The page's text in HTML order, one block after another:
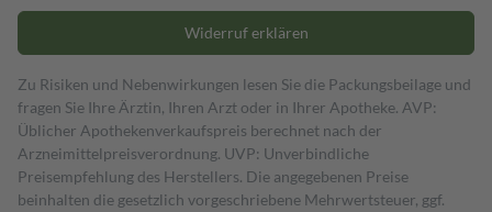
Widerruf erklären
Zu Risiken und Nebenwirkungen lesen Sie die Packungsbeilage und
fragen Sie Ihre Ärztin, Ihren Arzt oder in Ihrer Apotheke. AVP:
Üblicher Apothekenverkaufspreis berechnet nach der
Arzneimittelpreisverordnung. UVP: Unverbindliche
Preisempfehlung des Herstellers. Die angegebenen Preise
beinhalten die gesetzlich vorgeschriebene Mehrwertsteuer, ggf.